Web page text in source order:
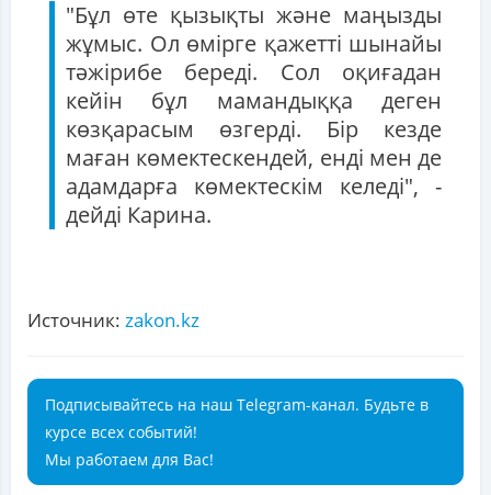
"Бұл өте қызықты және маңызды
жұмыс. Ол өмірге қажетті шынайы
тәжірибе береді. Сол оқиғадан
кейін бұл мамандыққа деген
көзқарасым өзгерді. Бір кезде
маған көмектескендей, енді мен де
адамдарға көмектескім келеді", -
дейді Карина.
Источник: zakon.kz
Подписывайтесь на наш Telegram-канал. Будьте в
курсе всех событий!
Мы работаем для Вас!